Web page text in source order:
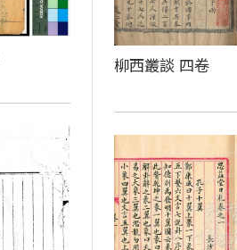
柳西叢談 四卷